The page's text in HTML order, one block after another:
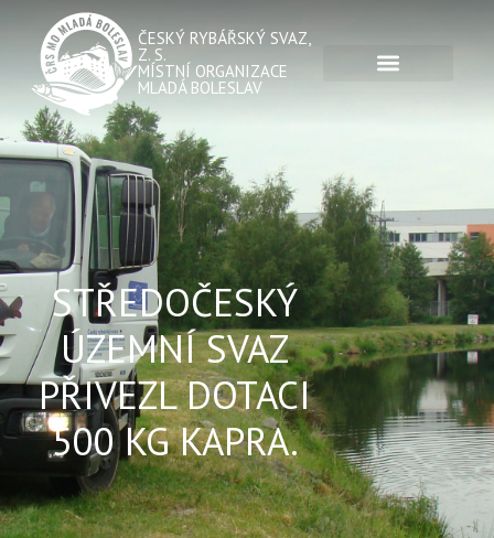
ČESKÝ RYBÁŘSKÝ SVAZ,
Z. S.
MÍSTNÍ ORGANIZACE
MLADÁ BOLESLAV
STŘEDOČESKÝ
ÚZEMNÍ SVAZ
PŘIVEZL DOTACI
500 KG KAPRA.